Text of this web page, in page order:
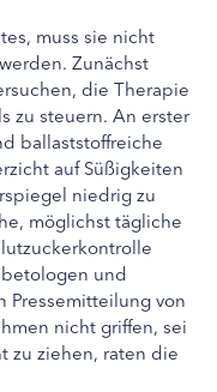
muss sie nicht
Zunächst
die Therapie
zu steuern. An erster
ballaststoffreiche
auf Süßigkeiten
niedrig zu
möglichst tägliche
und
Pressemitteilung von
nicht griffen, sei
zu ziehen, raten die